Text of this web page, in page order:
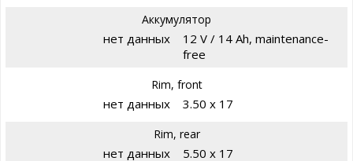
Аккумулятор
нет данных
12 V / 14 Ah, maintenance-
free
Rim, front
нет данных 3.50 x 17
Rim, rear
нет данных 5.50 x 17